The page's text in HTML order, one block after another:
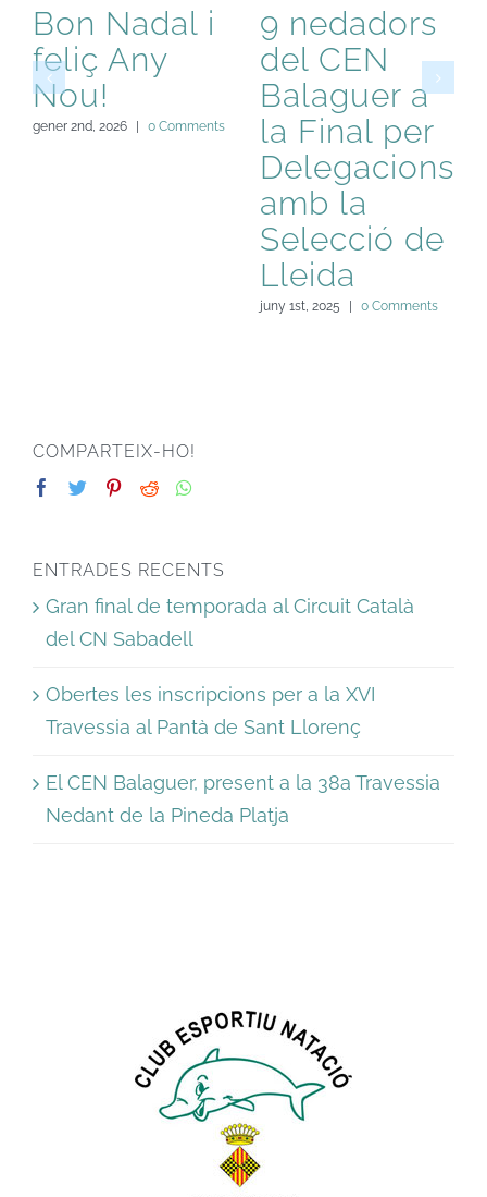
Bon Nadal i
feliç Any
Nou!
gener 2nd, 2026 | 0 Comments
9 nedadors
del CEN
Balaguer a
la Final per
Delegacions
amb la
Selecció de
Lleida
juny 1st, 2025 | 0 Comments
COMPARTEIX-HO!
ENTRADES RECENTS
Gran final de temporada al Circuit Català
del CN Sabadell
Obertes les inscripcions per a la XVI
Travessia al Pantà de Sant Llorenç
El CEN Balaguer, present a la 38a Travessia
Nedant de la Pineda Platja